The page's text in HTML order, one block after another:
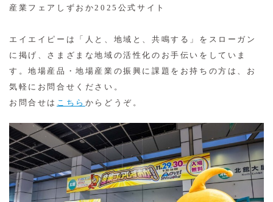
産業フェアしずおか2025公式サイト
エイエイピーは「人と、地域と、共鳴する」をスローガン
に掲げ、さまざまな地域の活性化のお手伝いをしていま
す。地場産品・地場産業の振興に課題をお持ちの方は、お
気軽にお問合せください。
お問合せは こちら からどうぞ。